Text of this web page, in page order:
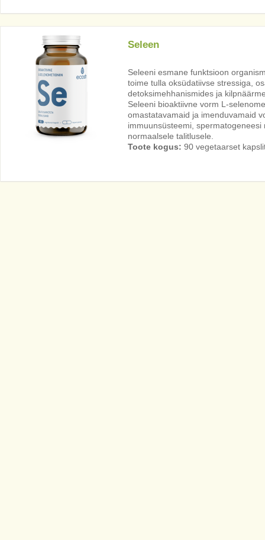
Seleen
Seleeni esmane funktsioon
toime tulla oksüdatiivse stressiga,
detoksimehhanismides ja
Seleeni bioaktiivne vorm L-
omastatavamaid ja imenduvamaid
immuunsüsteemi, spermatogeneesi
normaalsele talitlusele.
Toote kogus: 90 vegetaarset